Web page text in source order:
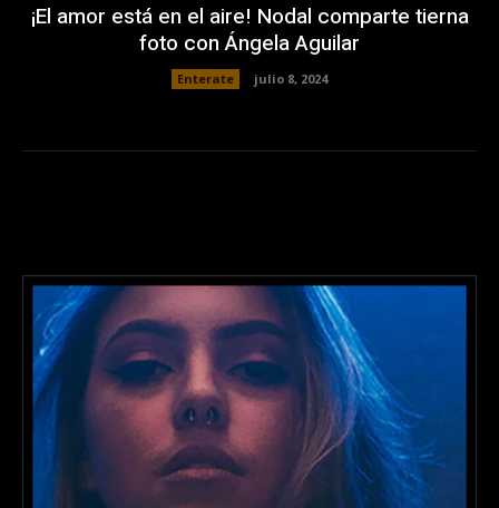
¡El amor está en el aire! Nodal comparte tierna
foto con Ángela Aguilar
Enterate julio 8, 2024